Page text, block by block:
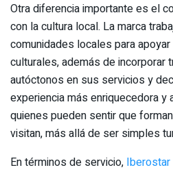
Otra diferencia importante es el
con la cultura local. La marca
comunidades locales para
culturales, además de incorporar
autóctonos en sus servicios y
experiencia más enriquecedora y
quienes pueden sentir que
visitan, más allá de ser simples
En términos de servicio, Iberostar